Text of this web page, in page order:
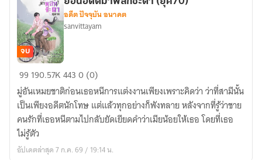
(มี
E-
book)
ย้อน
อดีต
มา
พลิก
ชะตา
(ยุค70)
จบ
อดีต ปัจจุบัน อนาคต
sanvittayam
99 190.57K4430 (0)
มู่อันเหมยชาติก่อนเธอหนีการแต่งงานเพียงเพราะคิดว่า ว่าที่สามีนั้น
เป็นเพียงอดีตนักโทษ แต่แล้วทุกอย่างก็พังทลาย หลังจากที่รู้ว่าชาย
คนรักที่เธอหนีตามไปกลับยัดเยียดคำว่าเมียน้อยให้เธอ โดยที่เธอ
ไม่รู้ตัว
อัปเดตล่าสุด 7 ก.ค. 69 / 19:14 น.